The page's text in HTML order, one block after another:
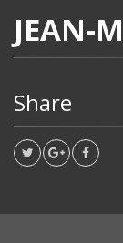
JEAN-
Share